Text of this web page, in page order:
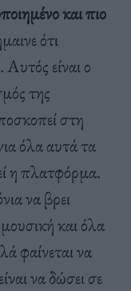
και πιο
ότι
είναι ο
της
στη
όλα αυτά τα
η πλατφόρμα.
να βρει
και όλα
φαίνεται να
να δώσει σε